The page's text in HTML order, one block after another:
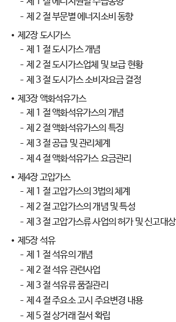
제 2 절 부문별 에너지소비 동향
제2장 도시가스
제 1 절 도시가스 개념
제 2 절 도시가스업체 및 보급 현황
제 3 절 도시가스 소비자요금 결정
제3장 액화석유가스
제 1 절 액화석유가스의 개념
제 2 절 액화석유가스의 특징
제 3 절 공급 및 관리체계
제 4 절 액화석유가스 요금관리
제4장 고압가스
제 1 절 고압가스의 3법의 체계
제 2 절 고압가스의 개념 및 특성
제 3 절 고압가스류 사업의 허가 및 신고대상
제5장 석유
제 1 절 석유의 개념
제 2 절 석유 관련사업
제 3 절 석유류 품질관리
제 4 절 주요소 고시 주요변경 내용
제 5 절 상거래 질서 확립